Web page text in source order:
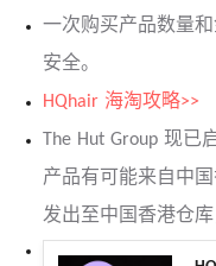
一次购买产品数量
安全。
HQhair 海淘攻略>>
The Hut Group 现
产品有可能来自中
发出至中国香港仓